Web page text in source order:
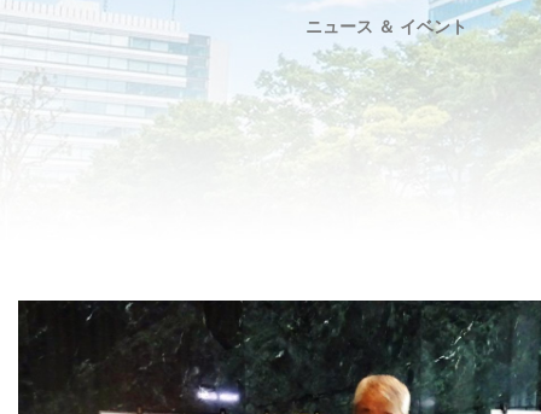
ニュース ＆ イベント